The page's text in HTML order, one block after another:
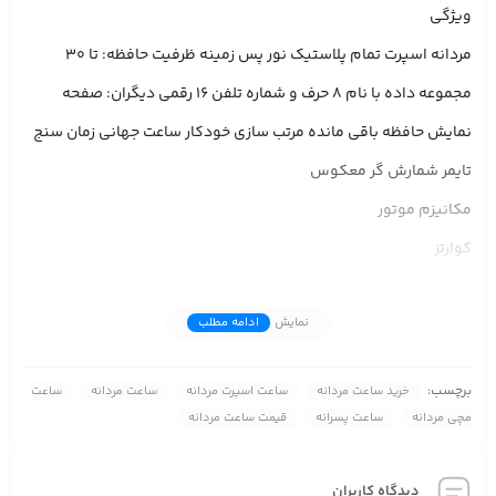
ویژگی
مردانه اسپرت تمام پلاستیک نور پس زمینه ظرفیت حافظه: تا 30
مجموعه داده با نام 8 حرف و شماره تلفن 16 رقمی دیگران: صفحه
نمایش حافظه باقی مانده مرتب سازی خودکار ساعت جهانی زمان سنج
تایمر شمارش گر معکوس
مکانیزم موتور
کوارتز
48
تا 100 متر
نمایش ادامه مطلب
برچسب: خرید ساعت مردانه ساعت اسپرت مردانه ساعت مردانه
ساعت
مچی مردانه
ساعت پسرانه قیمت ساعت مردانه